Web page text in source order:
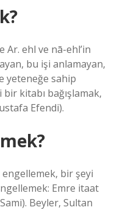
bu işi anlamayan,
yeteneğe sahip
kitabı bağışlamak,
Efendi).
engellemek, bir şeyi
Emre itaat
Beyler, Sultan